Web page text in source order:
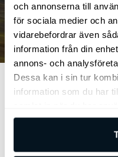
och annonserna till
för sociala medier och
vidarebefordrar även
information från din
annons- och
Dessa kan i sin tur
information som du har
Mer